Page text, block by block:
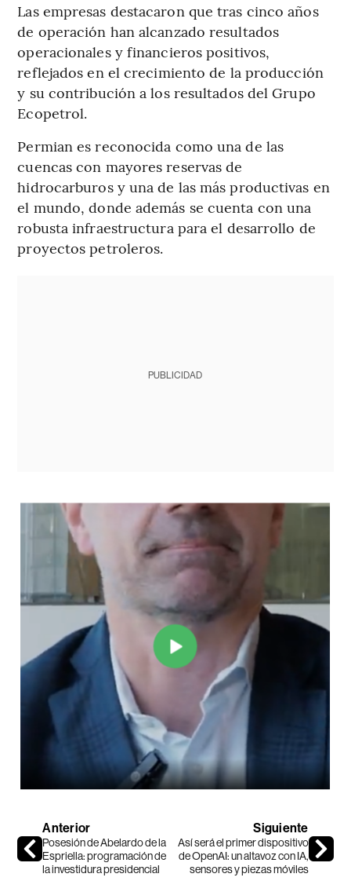
Las empresas destacaron que tras cinco años
de operación han alcanzado resultados
operacionales y financieros positivos,
reflejados en el crecimiento de la producción
y su contribución a los resultados del Grupo
Ecopetrol.
Permian es reconocida como una de las
cuencas con mayores reservas de
hidrocarburos y una de las más productivas en
el mundo, donde además se cuenta con una
robusta infraestructura para el desarrollo de
proyectos petroleros.
PUBLICIDAD
Anterior
Posesión de Abelardo de la
Espriella: programación de
la investidura presidencial
Siguiente
Así será el primer dispositivo
de OpenAI: un altavoz con IA,
sensores y piezas móviles